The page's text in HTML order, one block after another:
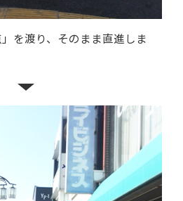
」を渡り、そのまま直進しま